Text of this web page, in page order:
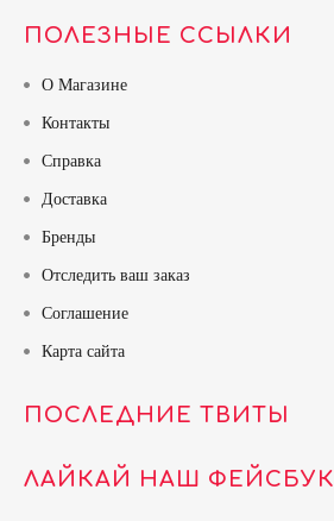
ПОЛЕЗНЫЕ ССЫЛКИ
О Магазине
Контакты
Справка
Доставка
Бренды
Отследить ваш заказ
Соглашение
Карта сайта
ПОСЛЕДНИЕ ТВИТЫ
ЛАЙКАЙ НАШ ФЕЙСБУК